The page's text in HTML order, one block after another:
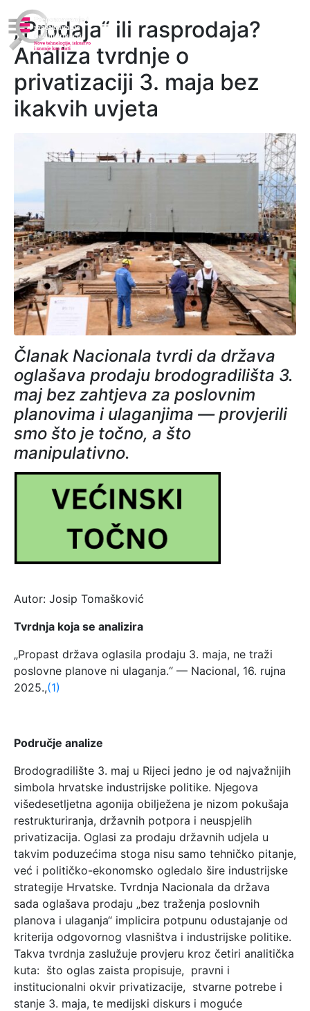
„Prodaja“ ili rasprodaja?
Analiza tvrdnje o
privatizaciji 3. maja bez
ikakvih uvjeta
Članak Nacionala tvrdi da država
oglašava prodaju brodogradilišta 3.
maj bez zahtjeva za poslovnim
planovima i ulaganjima — provjerili
smo što je točno, a što
manipulativno.
Autor: Josip Tomašković
Tvrdnja koja se analizira
„Propast država oglasila prodaju 3. maja, ne traži
poslovne planove ni ulaganja.“ — Nacional, 16. rujna
2025.,(1)
Područje analize
Brodogradilište 3. maj u Rijeci jedno je od najvažnijih
simbola hrvatske industrijske politike. Njegova
višedesetljetna agonija obilježena je nizom pokušaja
restrukturiranja, državnih potpora i neuspjelih
privatizacija. Oglasi za prodaju državnih udjela u
takvim poduzećima stoga nisu samo tehničko pitanje,
već i političko-ekonomsko ogledalo šire industrijske
strategije Hrvatske. Tvrdnja Nacionala da država
sada oglašava prodaju „bez traženja poslovnih
planova i ulaganja“ implicira potpunu odustajanje od
kriterija odgovornog vlasništva i industrijske politike.
Takva tvrdnja zaslužuje provjeru kroz četiri analitička
kuta: što oglas zaista propisuje, pravni i
institucionalni okvir privatizacije, stvarne potrebe i
stanje 3. maja, te medijski diskurs i moguće